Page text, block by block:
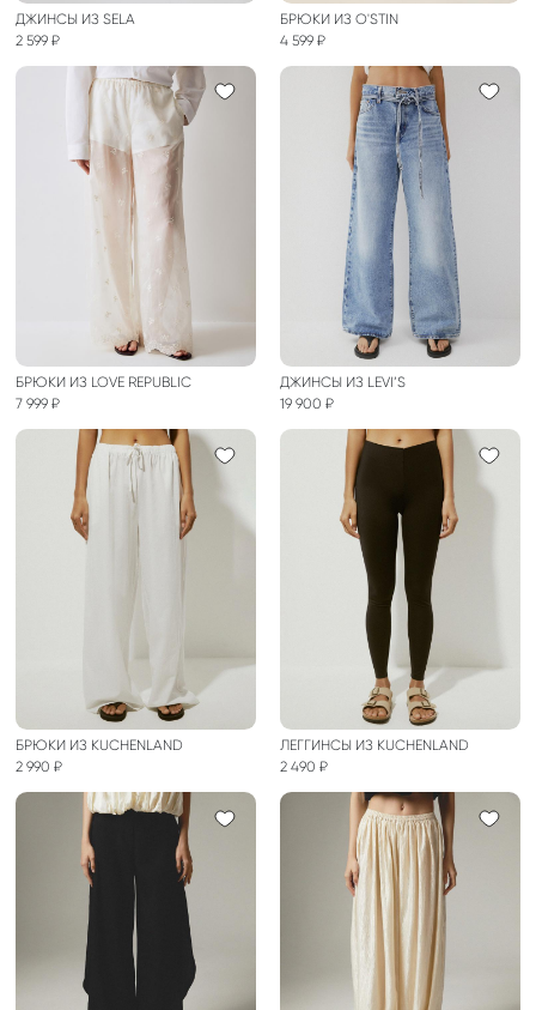
ДЖИНСЫ ИЗ SELA
2 599 ₽
БРЮКИ ИЗ O'STIN
4 599 ₽
БРЮКИ ИЗ LOVE REPUBLIC
7 999 ₽
ДЖИНСЫ ИЗ LEVI’S
19 900 ₽
БРЮКИ ИЗ KUCHENLAND
2 990 ₽
ЛЕГГИНСЫ ИЗ KUCHENLAND
2 490 ₽